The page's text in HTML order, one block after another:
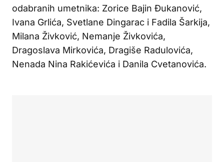
odabranih umetnika: Zorice Bajin Đukanović,
Ivana Grlića, Svetlane Dingarac i Fadila Šarkija,
Milana Živković, Nemanje Živkovića,
Dragoslava Mirkovića, Dragiše Radulovića,
Nenada Nina Rakićevića i Danila Cvetanovića.